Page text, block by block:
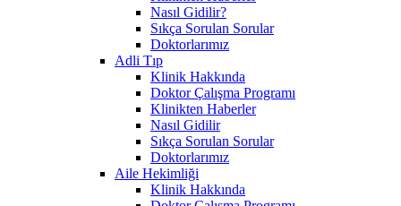
Nasıl Gidilir?
Sıkça Sorulan Sorular
Doktorlarımız
Adli Tıp
Klinik Hakkında
Doktor Çalışma Programı
Klinikten Haberler
Nasıl Gidilir
Sıkça Sorulan Sorular
Doktorlarımız
Aile Hekimliği
Klinik Hakkında